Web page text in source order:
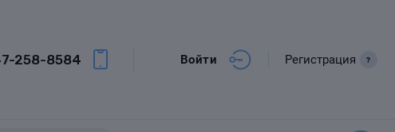
258-8584 Войти Регистрация ?